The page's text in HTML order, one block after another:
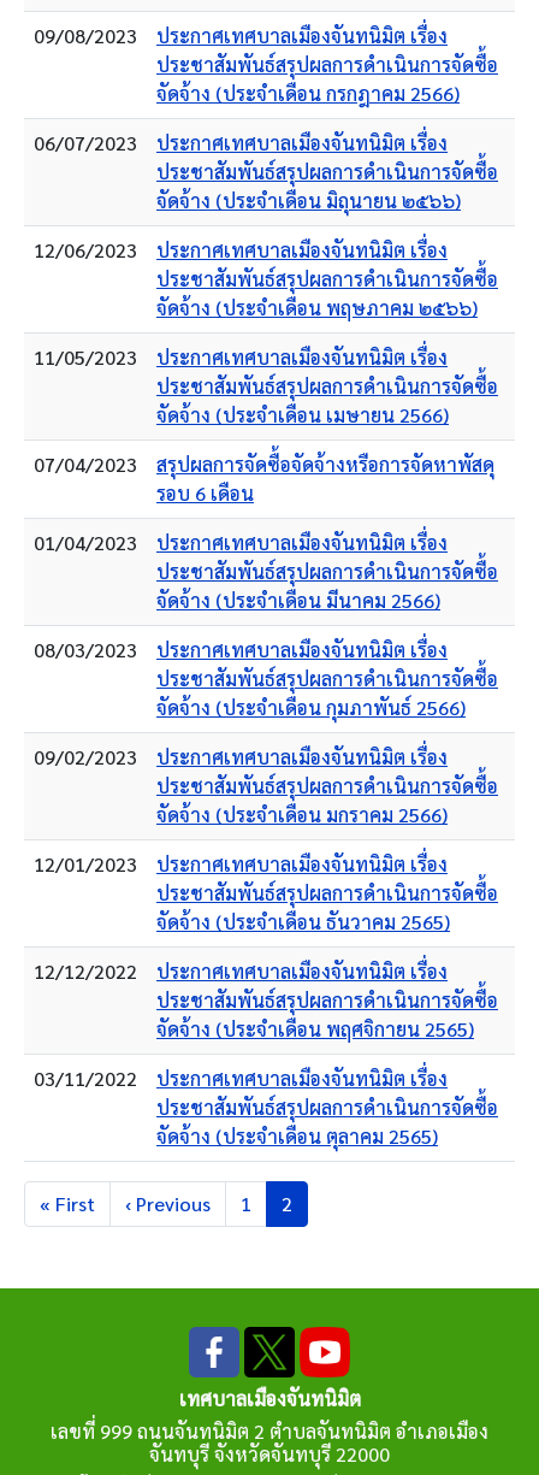
09/08/2023
ประกาศเทศบาลเมืองจันทนิมิต เรื่อง
ประชาสัมพันธ์สรุปผลการดำเนินการจัดซื้อ
จัดจ้าง (ประจำเดือน กรกฎาคม 2566)
06/07/2023
ประกาศเทศบาลเมืองจันทนิมิต เรื่อง
ประชาสัมพันธ์สรุปผลการดำเนินการจัดซื้อ
จัดจ้าง (ประจำเดือน มิถุนายน ๒๕๖๖)
12/06/2023
ประกาศเทศบาลเมืองจันทนิมิต เรื่อง
ประชาสัมพันธ์สรุปผลการดำเนินการจัดซื้อ
จัดจ้าง (ประจำเดือน พฤษภาคม ๒๕๖๖)
11/05/2023
ประกาศเทศบาลเมืองจันทนิมิต เรื่อง
ประชาสัมพันธ์สรุปผลการดำเนินการจัดซื้อ
จัดจ้าง (ประจำเดือน เมษายน 2566)
07/04/2023
สรุปผลการจัดซื้อจัดจ้างหรือการจัดหาพัสดุ
รอบ 6 เดือน
01/04/2023
ประกาศเทศบาลเมืองจันทนิมิต เรื่อง
ประชาสัมพันธ์สรุปผลการดำเนินการจัดซื้อ
จัดจ้าง (ประจำเดือน มีนาคม 2566)
08/03/2023
ประกาศเทศบาลเมืองจันทนิมิต เรื่อง
ประชาสัมพันธ์สรุปผลการดำเนินการจัดซื้อ
จัดจ้าง (ประจำเดือน กุมภาพันธ์ 2566)
09/02/2023
ประกาศเทศบาลเมืองจันทนิมิต เรื่อง
ประชาสัมพันธ์สรุปผลการดำเนินการจัดซื้อ
จัดจ้าง (ประจำเดือน มกราคม 2566)
12/01/2023
ประกาศเทศบาลเมืองจันทนิมิต เรื่อง
ประชาสัมพันธ์สรุปผลการดำเนินการจัดซื้อ
จัดจ้าง (ประจำเดือน ธันวาคม 2565)
12/12/2022
ประกาศเทศบาลเมืองจันทนิมิต เรื่อง
ประชาสัมพันธ์สรุปผลการดำเนินการจัดซื้อ
จัดจ้าง (ประจำเดือน พฤศจิกายน 2565)
03/11/2022
ประกาศเทศบาลเมืองจันทนิมิต เรื่อง
ประชาสัมพันธ์สรุปผลการดำเนินการจัดซื้อ
จัดจ้าง (ประจำเดือน ตุลาคม 2565)
Pagination
หน้าแรก
« First หน้าก่อนหน้า
‹ Previous Page
1 Current page
2
เทศบาลเมืองจันทนิมิต
เลขที่ 999 ถนนจันทนิมิต 2 ตำบลจันทนิมิต อำเภอเมือง
จันทบุรี จังหวัดจันทบุรี 22000